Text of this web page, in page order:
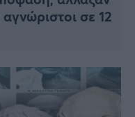
σε 12